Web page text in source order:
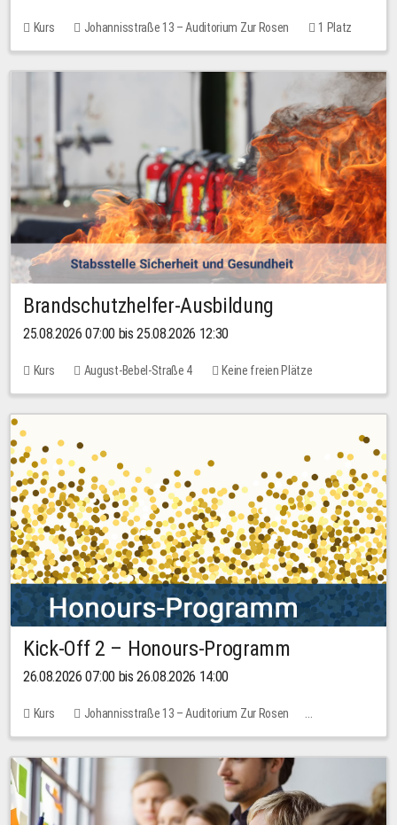
Kurs Johannisstraße 13 – Auditorium Zur Rosen
1 Platz
30,00 EUR
Brandschutzhelfer-Ausbildung
25.08.2026 07:00 bis 25.08.2026 12:30
Kurs August-Bebel-Straße 4 Keine freien Plätze
Kick-Off 2 – Honours-Programm
26.08.2026 07:00 bis 26.08.2026 14:00
Kurs
Johannisstraße 13 – Auditorium Zur Rosen
Keine freien Plätze